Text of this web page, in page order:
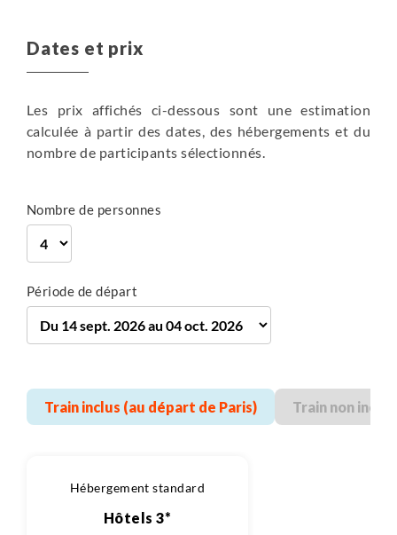
entre 3h30 et 4h
en hôtel ***
Petit-déjeuner
350 m
Randonnée
entre 5h et 5h30
en hôtel ***
Petit-déjeuner
290 m
Bus
Randonnée
en hôtel ***
Petit-déjeuner
540 m
Plus de détails
Dates et prix
Les prix affichés ci-dessous sont une estimation
calculée à partir des dates, des hébergements et du
nombre de participants sélectionnés.
Nombre de personnes
Période de départ
Train inclus (au départ de Paris) Train non
Hébergement standard
Hôtels 3*